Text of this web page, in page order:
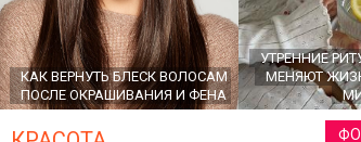
КАК ВЕРНУТЬ БЛЕСК ВОЛОСАМ
ПОСЛЕ ОКРАШИВАНИЯ И ФЕНА
УТРЕННИЕ
МЕНЯЮТ